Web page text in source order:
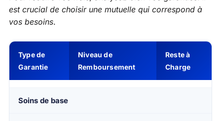
est crucial de choisir une mutuelle qui correspond à
vos besoins.
Type de
Garantie
Niveau de
Remboursement
Reste à
Charge
Soins de base